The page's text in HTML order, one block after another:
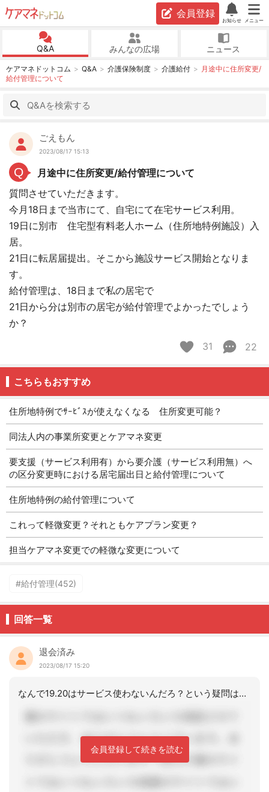
会員登録
お知らせ メニュー
Q&A みんなの広場 ニュース
ケアマネドットコム Q&A 介護保険制度 介護給付
月途中に住所変更/
給付管理について
ごえもん
2023/08/17 15:13
Q
月途中に住所変更/給付管理について
質問させていただきます。
今月18日まで当市にて、自宅にて在宅サービス利用。
19日に別市 住宅型有料老人ホーム（住所地特例施設）入
居。
21日に転居届提出。そこから施設サービス開始となりま
す。
給付管理は、18日まで私の居宅で
21日から分は別市の居宅が給付管理でよかったでしょう
か？
31
22
こちらもおすすめ
住所地特例でｻｰﾋﾞｽが使えなくなる 住所変更可能？
同法人内の事業所変更とケアマネ変更
要支援（サービス利用有）から要介護（サービス利用無）へ
の区分変更時における居宅届出日と給付管理について
住所地特例の給付管理について
これって軽微変更？それともケアプラン変更？
担当ケアマネ変更での軽微な変更について
#給付管理(452)
回答一覧
退会済み
2023/08/17 15:20
なんで19.20はサービス使わないんだろ？という疑問はあるけど、、、おおむねOK
会員登録して続きを読む